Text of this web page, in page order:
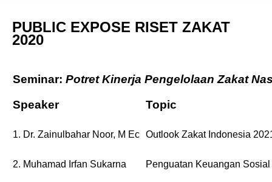
PUBLIC EXPOSE RISET ZAKAT
2020
Seminar: Potret Kinerja Pengelolaan Zakat
Speaker
Topic
1. Dr. Zainulbahar Noor, M Ec Outlook Zakat Indonesia
2. Muhamad Irfan Sukarna Penguatan Keuangan